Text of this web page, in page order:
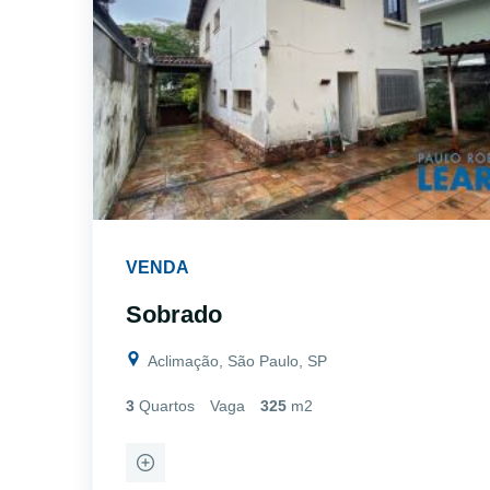
VENDA
Sobrado
Aclimação, São Paulo, SP
3 Quartos Vaga 325 m2